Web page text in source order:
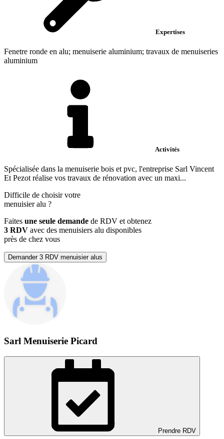
Expertises
Fenetre ronde en alu; menuiserie aluminium; travaux de menuiseries
aluminium
Activités
Spécialisée dans la menuiserie bois et pvc, l'entreprise Sarl Vincent
Et Pezot réalise vos travaux de rénovation avec un maxi...
Difficile de choisir votre
menuisier alu ?
Faites une seule demande de RDV et obtenez
3 RDV avec des menuisiers alu disponibles
près de chez vous
Demander 3 RDV menuisier alus
Sarl Menuiserie Picard
Prendre RDV